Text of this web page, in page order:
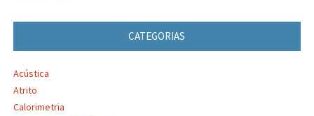
CATEGORIAS
Acústica
Atrito
Calorimetria